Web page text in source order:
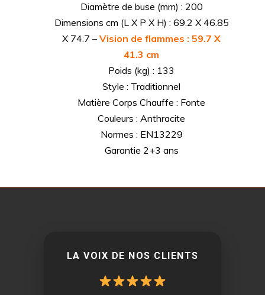
Diamètre de buse (mm) : 200
Dimensions cm (L X P X H) : 69.2 X 46.85
X 74.7 – Vision de flammes : 59.7 X
41.3 cm
Poids (kg) : 133
Style : Traditionnel
Matière Corps Chauffe : Fonte
Couleurs : Anthracite
Normes : EN13229
Garantie 2+3 ans
LA VOIX DE NOS CLIENTS